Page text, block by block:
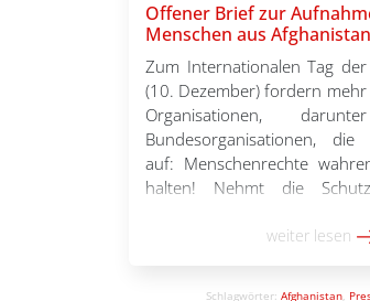
Offener Brief zur
Menschen aus Afghanistan
Zum Internationalen Tag
(10. Dezember) fordern
Organisationen,
Bundesorganisationen, die
auf: Menschenrechte
halten! Nehmt die
„Tun Sie jetzt alles in Ihrer
weiter lesen
Schlagwörter: Afghanistan,